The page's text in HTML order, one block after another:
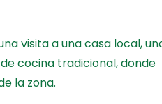
visita a una casa local,
cocina tradicional, donde
la zona.